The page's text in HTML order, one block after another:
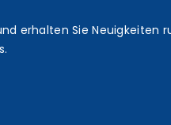
erhalten Sie Neuigkeiten